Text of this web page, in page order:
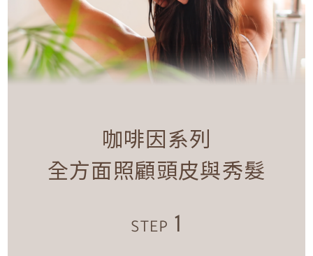
咖啡因系列
全方面照顧頭皮與秀髮